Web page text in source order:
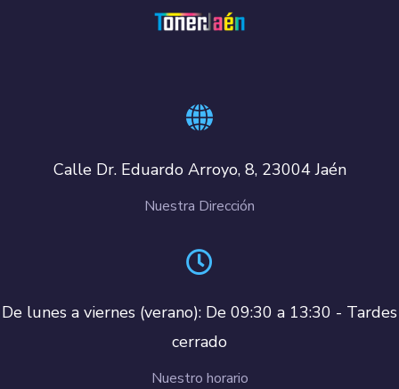
Calle Dr. Eduardo Arroyo, 8, 23004 Jaén
Nuestra Dirección
De lunes a viernes (verano): De 09:30 a 13:30 - Tardes
cerrado
Nuestro horario